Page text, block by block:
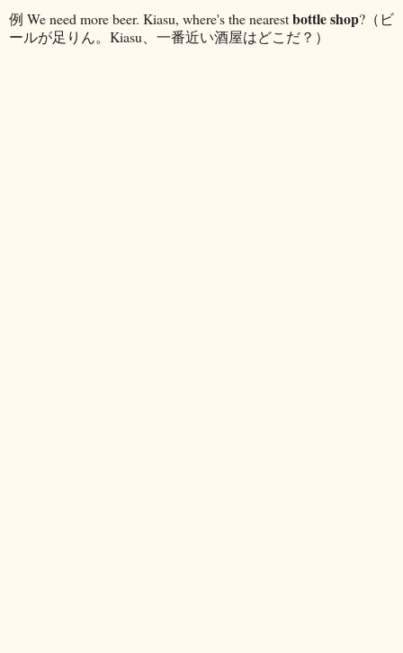
例 We need more beer. Kiasu, where's the nearestbottle shop?（ビ
ールが足りん。Kiasu、一番近い酒屋はどこだ？）